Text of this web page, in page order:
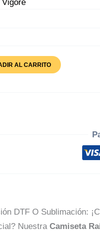
AL CARRITO
DTF O Sublimación:
Nuestra Camiseta